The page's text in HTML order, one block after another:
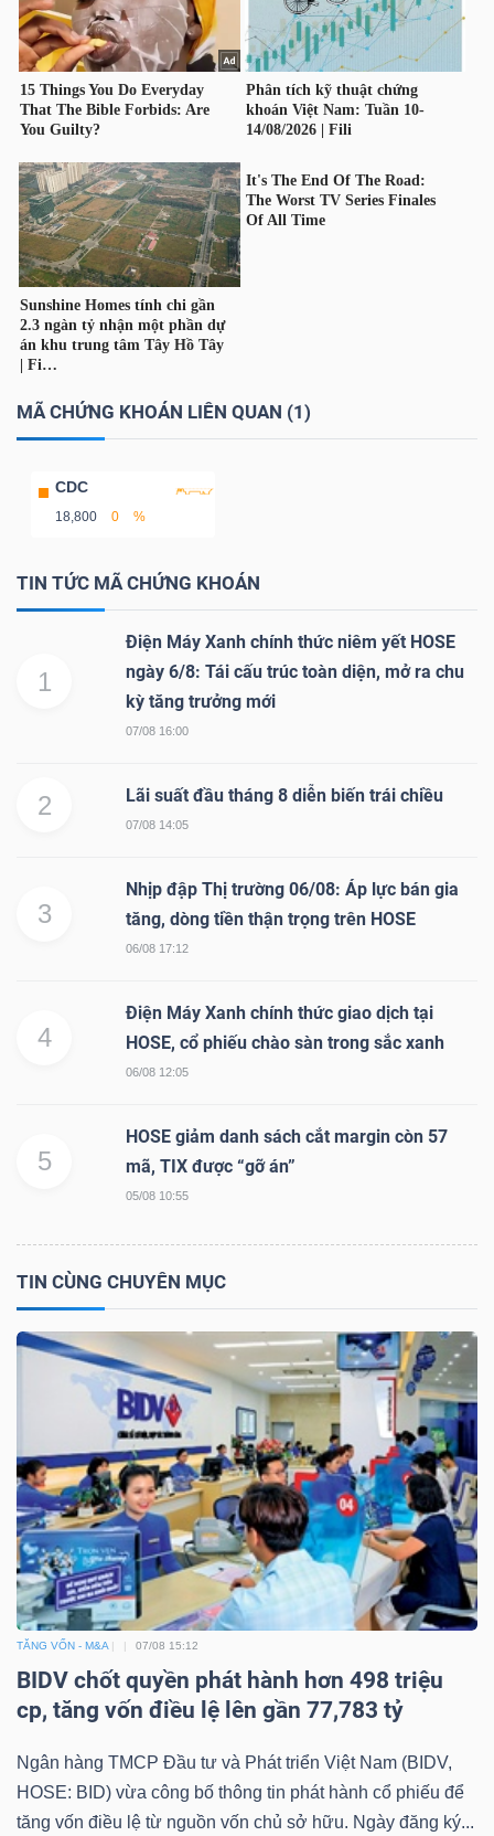
MÃ CHỨNG KHOÁN LIÊN QUAN (1)
CDC
18,800 0 %
TIN TỨC MÃ CHỨNG KHOÁN
1
Điện Máy Xanh chính thức niêm yết HOSE
ngày 6/8: Tái cấu trúc toàn diện, mở ra chu
kỳ tăng trưởng mới
07/08 16:00
2 Lãi suất đầu tháng 8 diễn biến trái chiều
07/08 14:05
3
Nhịp đập Thị trường 06/08: Áp lực bán gia
tăng, dòng tiền thận trọng trên HOSE
06/08 17:12
4
Điện Máy Xanh chính thức giao dịch tại
HOSE, cổ phiếu chào sàn trong sắc xanh
06/08 12:05
5
HOSE giảm danh sách cắt margin còn 57
mã, TIX được “gỡ án”
05/08 10:55
TIN CÙNG CHUYÊN MỤC
TĂNG VỐN - M&A 07/08 15:12
BIDV chốt quyền phát hành hơn 498 triệu
cp, tăng vốn điều lệ lên gần 77,783 tỷ
Ngân hàng TMCP Đầu tư và Phát triển Việt Nam (BIDV,
HOSE: BID) vừa công bố thông tin phát hành cổ phiếu để
tăng vốn điều lệ từ nguồn vốn chủ sở hữu. Ngày đăng ký...
YẾU
DÙNG
THIẾT
YẾU
CHĂM
SÓC
SỨC
NGHỆ
VỤ
BẤT
SẢN
Mã
chứng
khoán
(-)
Tất cả Cổ phiếu
Lãnh
(-)
Tất cả Người nội bộ Người liên quan Cổ đông lớn